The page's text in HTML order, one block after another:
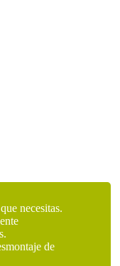
necesitas.
de